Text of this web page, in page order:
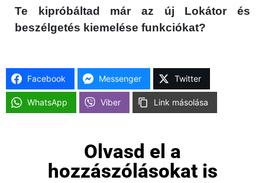
Te kipróbáltad már az új Lokátor és
beszélgetés kiemelése funkciókat?
Facebook Messenger Twitter
WhatsApp Viber Link másolása
Olvasd el a
hozzászólásokat is